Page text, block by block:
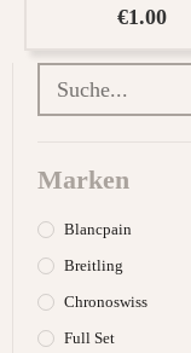
€1.00
Marken
Blancpain
Breitling
Chronoswiss
Full Set